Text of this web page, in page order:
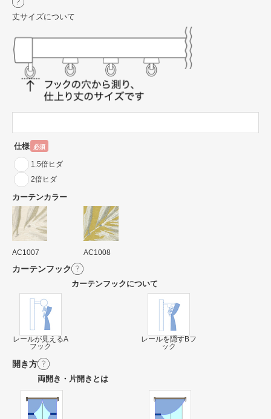
丈サイズについて
仕様 必須
1.5倍ヒダ
2倍ヒダ
カーテンカラー
AC1007 AC1008
カーテンフック
カーテンフックについて
レールが見えるA
フック
レールを隠すBフ
ック
開き方
両開き・片開きとは